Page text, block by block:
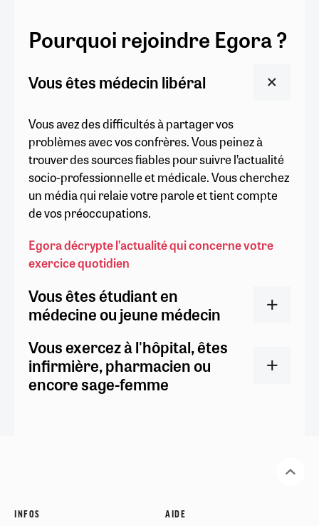
Pourquoi rejoindre Egora ?
Vous êtes médecin libéral
Vous avez des difficultés à partager vos
problèmes avec vos confrères. Vous peinez à
trouver des sources fiables pour suivre l’actualité
socio-professionnelle et médicale. Vous cherchez
un média qui relaie votre parole et tient compte
de vos préoccupations.
Egora décrypte l’actualité qui concerne votre
exercice quotidien
Vous êtes étudiant en
médecine ou jeune médecin
Vous exercez à l'hôpital, êtes
infirmière, pharmacien ou
encore sage-femme
INFOS AIDE